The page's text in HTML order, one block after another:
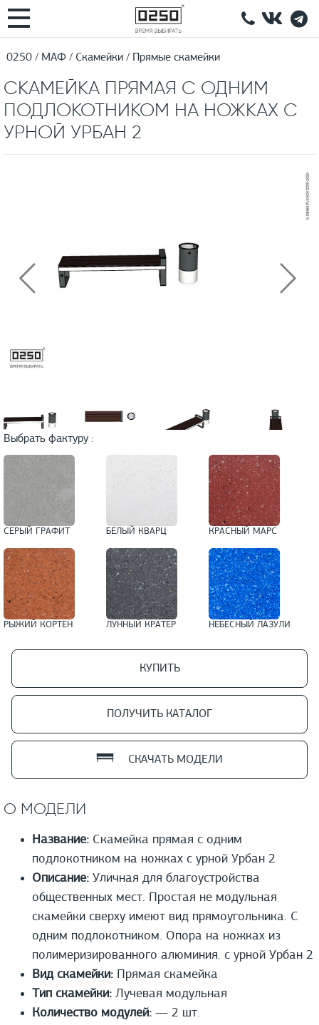
0250 МАФ Скамейки Прямые скамейки
СКАМЕЙКА ПРЯМАЯ С ОДНИМ
ПОДЛОКОТНИКОМ НА НОЖКАХ С
УРНОЙ УРБАН 2
Выбрать фактуру :
СЕРЫЙ ГРАФИТ БЕЛЫЙ КВАРЦ КРАСНЫЙ МАРС
РЫЖИЙ КОРТЕН ЛУННЫЙ КРАТЕР НЕБЕСНЫЙ ЛАЗУЛИ
КУПИТЬ
ПОЛУЧИТЬ КАТАЛОГ
СКАЧАТЬ МОДЕЛИ
О МОДЕЛИ
Название: Скамейка прямая с одним
подлокотником на ножках с урной Урбан 2
Описание: Уличная для благоустройства
общественных мест. Простая не модульная
скамейки сверху имеют вид прямоугольника. С
одним подлокотником. Опора на ножках из
полимеризированного алюминия. с урной Урбан 2
Вид скамейки: Прямая скамейка
Тип скамейки: Лучевая модульная
Количество модулей: — 2 шт.